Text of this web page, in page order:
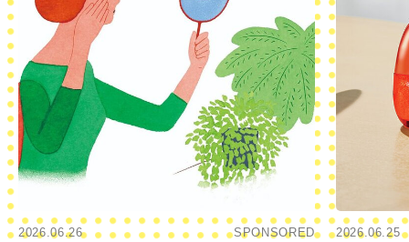
2026.06.26 SPONSORED 2026.06.25